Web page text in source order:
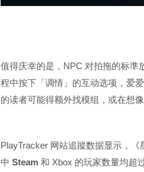
值得庆幸的是，NPC 对拍拖的标準
程中按下「调情」的互动选项，爱
的读者可能得额外找模组，或在想
PlayTracker 网站追蹤数据显示，
中 Steam 和 Xbox 的玩家数量均超